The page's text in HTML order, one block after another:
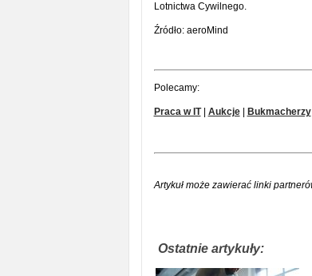
Lotnictwa Cywilnego.
Źródło: aeroMind
Polecamy:
Praca w IT| Aukcje| Bukmacherzy
Artykuł może zawierać linki
Ostatnie artykuły: